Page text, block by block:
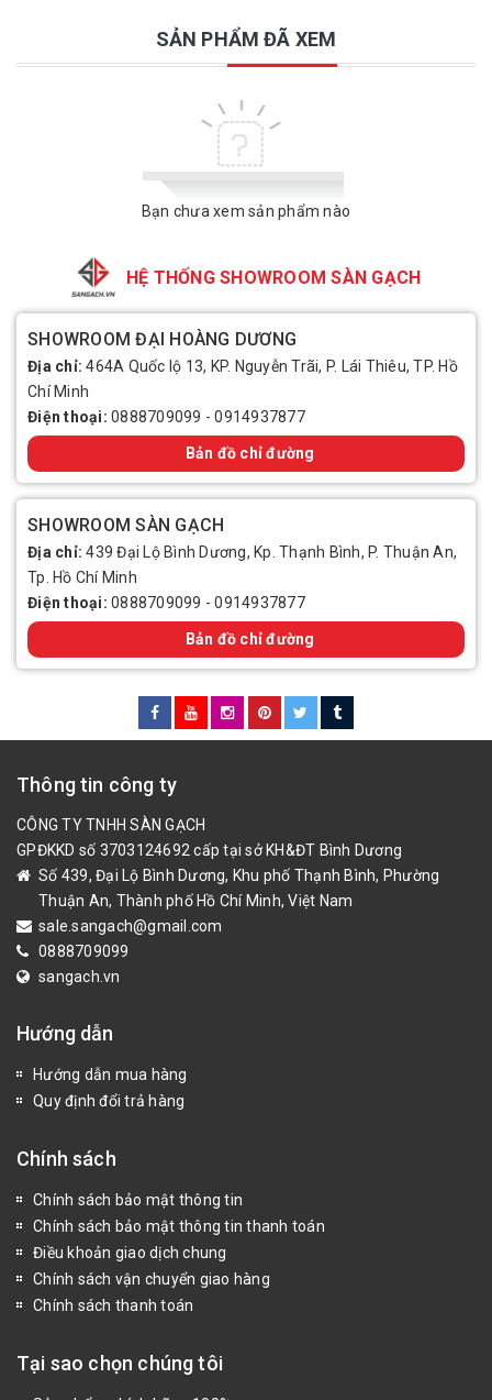
SẢN PHẨM ĐÃ XEM
Bạn chưa xem sản phẩm nào
HỆ THỐNG SHOWROOM SÀN GẠCH
SHOWROOM ĐẠI HOÀNG DƯƠNG
Địa chỉ:464A Quốc lộ 13, KP. Nguyễn Trãi, P. Lái Thiêu, TP. Hồ
Chí Minh
Điện thoại: 0888709099 -0914937877
Bản đồ chỉ đường
SHOWROOM SÀN GẠCH
Địa chỉ:439 Đại Lộ Bình Dương, Kp. Thạnh Bình, P. Thuận An,
Tp. Hồ Chí Minh
Điện thoại: 0888709099 -0914937877
Bản đồ chỉ đường
Thông tin công ty
CÔNG TY TNHH SÀN GẠCH
GPĐKKD số 3703124692 cấp tại sở KH&ĐT Bình Dương
Số 439, Đại Lộ Bình Dương, Khu phố Thạnh Bình, Phường
Thuận An, Thành phố Hồ Chí Minh, Việt Nam
sale.sangach@gmail.com
0888709099
sangach.vn
Hướng dẫn
Hướng dẫn mua hàng
Quy định đổi trả hàng
Chính sách
Chính sách bảo mật thông tin
Chính sách bảo mật thông tin thanh toán
Điều khoản giao dịch chung
Chính sách vận chuyển giao hàng
Chính sách thanh toán
Tại sao chọn chúng tôi